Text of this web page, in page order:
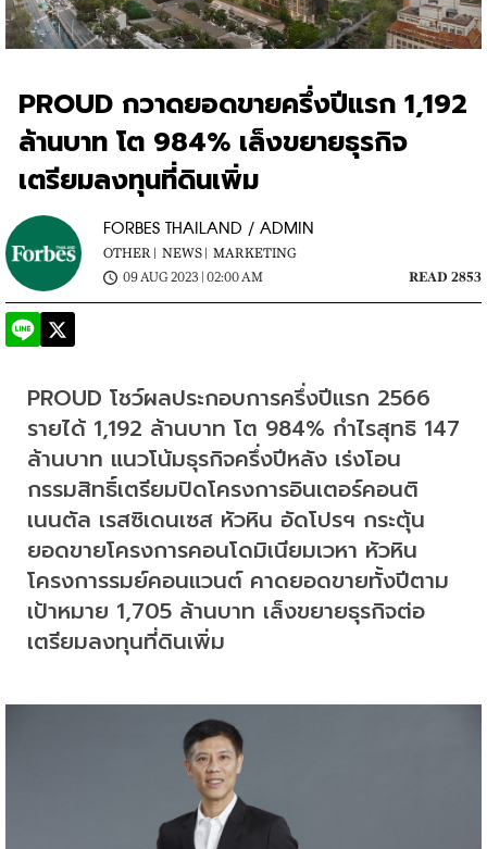
PROUD กวาดยอดขายครึ่งปีแรก 1,192
ล้านบาท โต 984% เล็งขยายธุรกิจ
เตรียมลงทุนที่ดินเพิ่ม
FORBES THAILAND / ADMIN
OTHER | NEWS |
MARKETING
09 AUG 2023 | 02:00 AM
READ 2853
PROUD โชว์ผลประกอบการครึ่งปีแรก 2566
รายได้ 1,192 ล้านบาท โต 984% กำไรสุทธิ 147
ล้านบาท แนวโน้มธุรกิจครึ่งปีหลัง เร่งโอน
กรรมสิทธิ์เตรียมปิดโครงการอินเตอร์คอนติ
เนนตัล เรสซิเดนเซส หัวหิน อัดโปรฯ กระตุ้น
ยอดขายโครงการคอนโดมิเนียมเวหา หัวหิน
โครงการรมย์คอนแวนต์ คาดยอดขายทั้งปีตาม
เป้าหมาย 1,705 ล้านบาท เล็งขยายธุรกิจต่อ
เตรียมลงทุนที่ดินเพิ่ม